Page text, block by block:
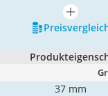
mehr
37 mm